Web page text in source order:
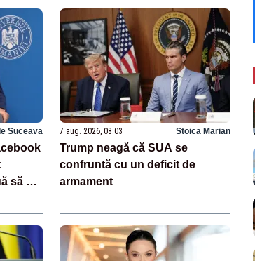
Suceava
să se
7 aug. 2026, 08:03 Stoica Marian
Trump neagă că SUA se
confruntă cu un deficit de
armament